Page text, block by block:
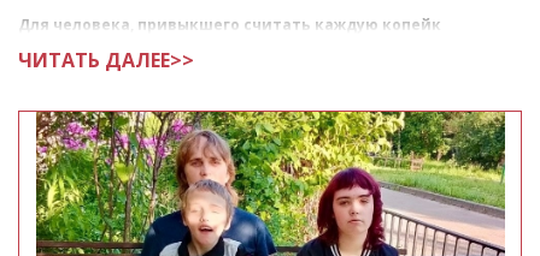
Для человека, привыкшего считать каждую копейк
ЧИТАТЬ ДАЛЕЕ>>